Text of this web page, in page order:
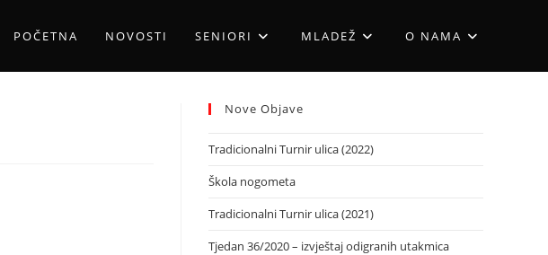
POČETNA NOVOSTI SENIORI MLADEŽ O NAMA
Nove Objave
Tradicionalni Turnir ulica (2022)
Škola nogometa
Tradicionalni Turnir ulica (2021)
Tjedan 36/2020 – izvještaj odigranih utakmica